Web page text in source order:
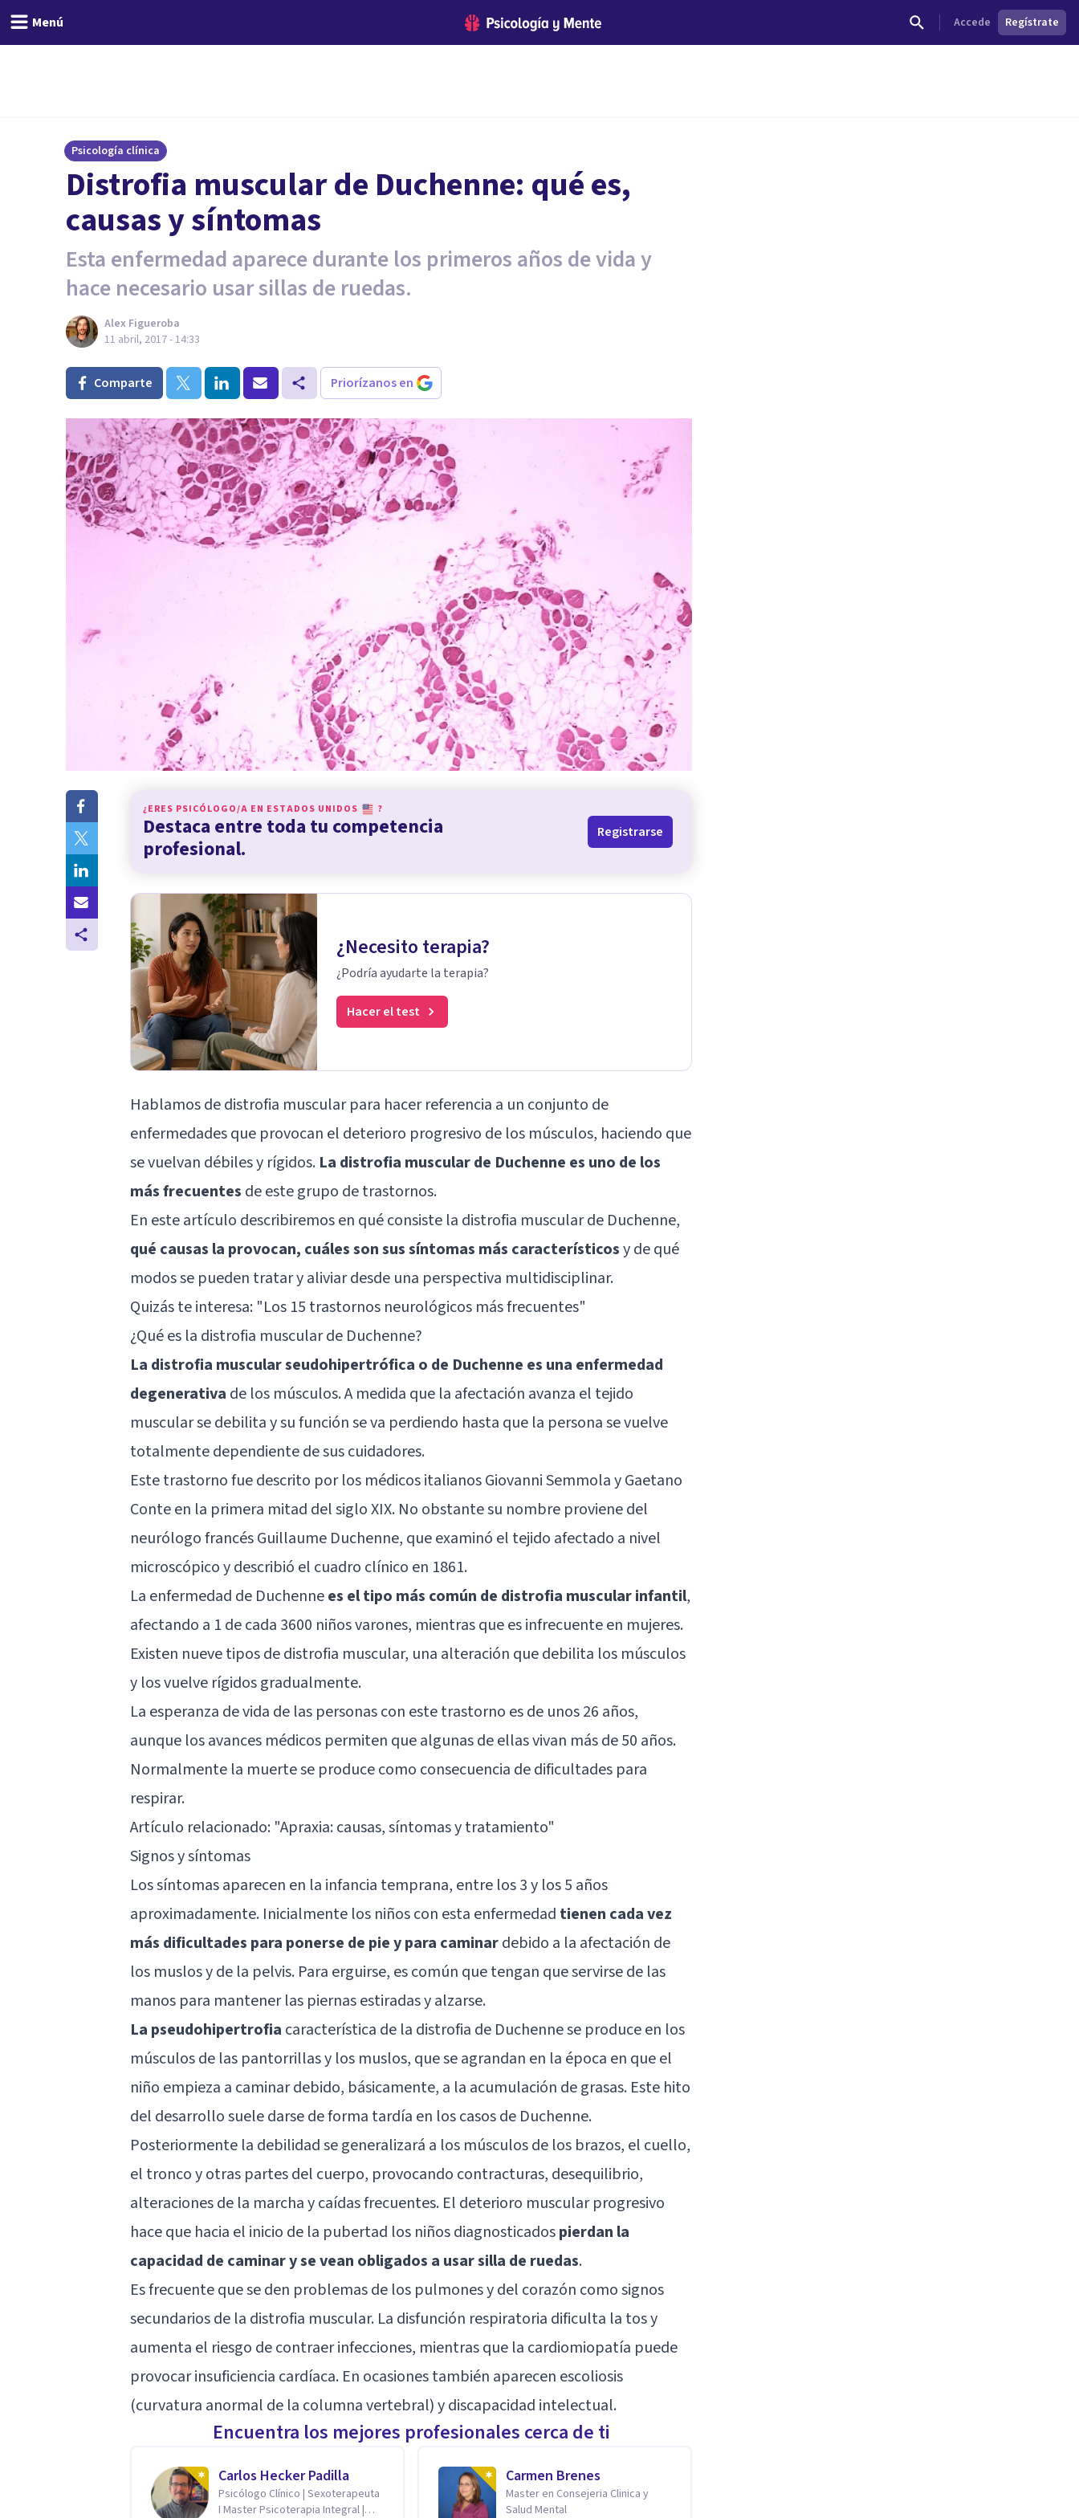
Menú Accede Regístrate
Psicología clínica
Distrofia muscular de Duchenne: qué es,
causas y síntomas
Esta enfermedad aparece durante los primeros años de vida y
hace necesario usar sillas de ruedas.
Alex Figueroba
11 abril, 2017 - 14:33
Comparte Priorízanos en
¿ERES PSICÓLOGO/A EN ESTADOS UNIDOS ?
Destaca entre toda tu competencia
profesional.
Registrarse
¿Necesito terapia?
¿Podría ayudarte la terapia?
Hacer el test
Hablamos de distrofia muscular para hacer referencia a un conjunto de
enfermedades que provocan el deterioro progresivo de los músculos, haciendo que
se vuelvan débiles y rígidos. La distrofia muscular de Duchenne es uno de los
más frecuentes de este grupo de trastornos.
En este artículo describiremos en qué consiste la distrofia muscular de Duchenne,
qué causas la provocan, cuáles son sus síntomas más característicosy de qué
modos se pueden tratar y aliviar desde una perspectiva multidisciplinar.
Quizás te interesa: "Los 15 trastornos neurológicos más frecuentes"
¿Qué es la distrofia muscular de Duchenne?
La distrofia muscular seudohipertrófica o de Duchenne es una enfermedad
degenerativa de los músculos. A medida que la afectación avanza el tejido
muscular se debilita y su función se va perdiendo hasta que la persona se vuelve
totalmente dependiente de sus cuidadores.
Este trastorno fue descrito por los médicos italianos Giovanni Semmola y Gaetano
Conte en la primera mitad del siglo XIX. No obstante su nombre proviene del
neurólogo francés Guillaume Duchenne, que examinó el tejido afectado a nivel
microscópico y describió el cuadro clínico en 1861.
La enfermedad de Duchennees el tipo más común de distrofia muscular infantil,
afectando a 1 de cada 3600 niños varones, mientras que es infrecuente en mujeres.
Existen nueve tipos de distrofia muscular, una alteración que debilita los músculos
y los vuelve rígidos gradualmente.
La esperanza de vida de las personas con este trastorno es de unos 26 años,
aunque los avances médicos permiten que algunas de ellas vivan más de 50 años.
Normalmente la muerte se produce como consecuencia de dificultades para
respirar.
Artículo relacionado: "Apraxia: causas, síntomas y tratamiento"
Signos y síntomas
Los síntomas aparecen en la infancia temprana, entre los 3 y los 5 años
aproximadamente. Inicialmente los niños con esta enfermedad tienen cada vez
más dificultades para ponerse de pie y para caminardebido a la afectación de
los muslos y de la pelvis. Para erguirse, es común que tengan que servirse de las
manos para mantener las piernas estiradas y alzarse.
La pseudohipertrofia característica de la distrofia de Duchenne se produce en los
músculos de las pantorrillas y los muslos, que se agrandan en la época en que el
niño empieza a caminar debido, básicamente, a la acumulación de grasas. Este hito
del desarrollo suele darse de forma tardía en los casos de Duchenne.
Posteriormente la debilidad se generalizará a los músculos de los brazos, el cuello,
el tronco y otras partes del cuerpo, provocando contracturas, desequilibrio,
alteraciones de la marcha y caídas frecuentes. El deterioro muscular progresivo
hace que hacia el inicio de la pubertad los niños diagnosticadospierdan la
capacidad de caminar y se vean obligados a usar silla de ruedas.
Es frecuente que se den problemas de los pulmones y del corazón como signos
secundarios de la distrofia muscular. La disfunción respiratoria dificulta la tos y
aumenta el riesgo de contraer infecciones, mientras que la cardiomiopatía puede
provocar insuficiencia cardíaca. En ocasiones también aparecen escoliosis
(curvatura anormal de la columna vertebral) y discapacidad intelectual.
Encuentra los mejores profesionales cerca de ti
Carlos Hecker Padilla
Psicólogo Clínico | Sexoterapeuta
I Master Psicoterapia Integral |
Carmen Brenes
Master en Consejeria Clinica y
Salud Mental